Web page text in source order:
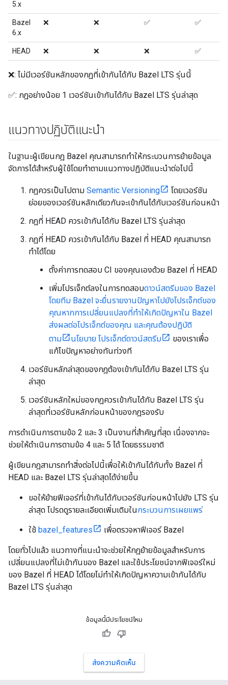
5.x
Bazel
6.x
❌ ❌ ✅ ✅
HEAD ❌ ❌ ❌ ✅
❌: ไม่มีเวอร์ชันหลักของกฎที่เข้ากันได้กับ Bazel LTS รุ่นนี้
✅: กฎอย่างน้อย 1 เวอร์ชันเข้ากันได้กับ Bazel LTS รุ่นล่าสุด
แนวทางปฏิบัติแนะนำ
ในฐานะผู้เขียนกฎ Bazel คุณสามารถทำให้กระบวนการย้ายข้อมูล
จัดการได้สำหรับผู้ใช้โดยทำตามแนวทางปฏิบัติแนะนำต่อไปนี้
กฎควรเป็นไปตาม Semantic Versioning
โดยเวอร์ชัน
ย่อยของเวอร์ชันหลักเดียวกันจะเข้ากันได้กับเวอร์ชันก่อนหน้า
กฎที่ HEAD ควรเข้ากันได้กับ Bazel LTS รุ่นล่าสุด
กฎที่ HEAD ควรเข้ากันได้กับ Bazel ที่ HEAD คุณสามารถ
ทำได้โดย
ตั้งค่าการทดสอบ CI ของคุณเองด้วย Bazel ที่ HEAD
เพิ่มโปรเจ็กต์ลงในการทดสอบดาวน์สตรีมของ Bazel
โดยทีม Bazel จะยื่นรายงานปัญหาไปยังโปรเจ็กต์ของ
คุณหากการเปลี่ยนแปลงที่ทำให้เกิดปัญหาใน Bazel
ส่งผลต่อโปรเจ็กต์ของคุณ และคุณต้องปฏิบัติ
ตาม
นโยบาย โปรเจ็กต์ดาวน์สตรีม
ของเราเพื่อ
แก้ไขปัญหาอย่างทันท่วงที
เวอร์ชันหลักล่าสุดของกฎต้องเข้ากันได้กับ Bazel LTS รุ่น
ล่าสุด
เวอร์ชันหลักใหม่ของกฎควรเข้ากันได้กับ Bazel LTS รุ่น
ล่าสุดที่เวอร์ชันหลักก่อนหน้าของกฎรองรับ
การดำเนินการตามข้อ 2 และ 3 เป็นงานที่สำคัญที่สุด เนื่องจากจะ
ช่วยให้ดำเนินการตามข้อ 4 และ 5 ได้ โดยธรรมชาติ
ผู้เขียนกฎสามารถทำสิ่งต่อไปนี้เพื่อให้เข้ากันได้กับทั้ง Bazel ที่
HEAD และ Bazel LTS รุ่นล่าสุดได้ง่ายขึ้น
ขอให้ย้ายฟีเจอร์ที่เข้ากันได้กับเวอร์ชันก่อนหน้าไปยัง LTS รุ่น
ล่าสุด โปรดดูรายละเอียดเพิ่มเติมในกระบวนการเผยแพร่
ใช้ bazel_features เพื่อตรวจหาฟีเจอร์ Bazel
โดยทั่วไปแล้ว แนวทางที่แนะนำจะช่วยให้กฎย้ายข้อมูลสำหรับการ
เปลี่ยนแปลงที่ไม่เข้ากันของ Bazel และใช้ประโยชน์จากฟีเจอร์ใหม่
ของ Bazel ที่ HEAD ได้โดยไม่ทำให้เกิดปัญหาความเข้ากันได้กับ
Bazel LTS รุ่นล่าสุด
ข้อมูลนี้มีประโยชน์ไหม
ส่งความคิดเห็น